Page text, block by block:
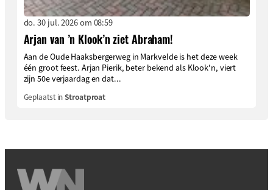
do. 30 jul. 2026 om 08:59
Arjan van ’n Klook’n ziet Abraham!
Aan de Oude Haaksbergerweg in Markvelde is het deze week
één groot feest. Arjan Pierik, beter bekend als Klook'n, viert
zijn 50e verjaardag en dat...
Geplaatst inStroatproat